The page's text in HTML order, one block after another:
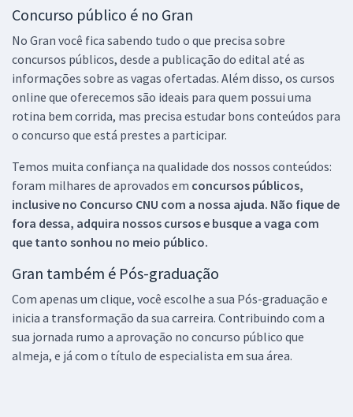
Concurso público é no Gran
No Gran você fica sabendo tudo o que precisa sobre
concursos públicos, desde a publicação do edital até as
informações sobre as vagas ofertadas. Além disso, os cursos
online que oferecemos são ideais para quem possui uma
rotina bem corrida, mas precisa estudar bons conteúdos para
o concurso que está prestes a participar.
Temos muita confiança na qualidade dos nossos conteúdos:
foram milhares de aprovados em concursos públicos,
inclusive no Concurso CNU com a nossa ajuda. Não fique de
fora dessa, adquira nossos cursos e busque a vaga com
que tanto sonhou no meio público.
Gran também é Pós-graduação
Com apenas um clique, você escolhe a sua Pós-graduação e
inicia a transformação da sua carreira. Contribuindo com a
sua jornada rumo a aprovação no concurso público que
almeja, e já com o título de especialista em sua área.